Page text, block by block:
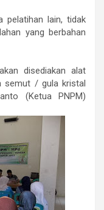
pelatihan lain, tidak
yang berbahan
disediakan alat
semut / gula kristal
(Ketua PNPM)